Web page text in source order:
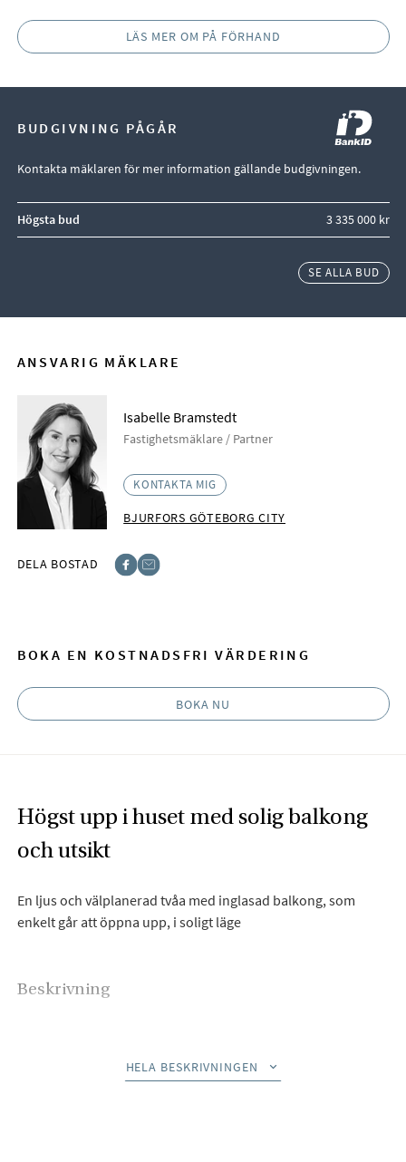
LÄS MER OM PÅ FÖRHAND
BUDGIVNING PÅGÅR
Den här budgivningen använder identifierad budgivning via
Kontakta mäklaren för mer information gällande budgivningen.
Högsta bud 3 335 000 kr
SE ALLA BUD
ANSVARIG MÄKLARE
Isabelle Bramstedt
Fastighetsmäklare / Partner
KONTAKTA MIG
BJURFORS GÖTEBORG CITY
DELA BOSTAD
BOKA EN KOSTNADSFRI VÄRDERING
BOKA NU
Högst upp i huset med solig balkong
och utsikt
En ljus och välplanerad tvåa med inglasad balkong, som
enkelt går att öppna upp, i soligt läge
Beskrivning
boendemiljö. Här bor du på ett attraktivt läge på
HELA BESKRIVNINGEN